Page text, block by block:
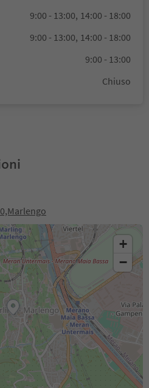
9:00 - 13:00, 14:00 - 18:00
9:00 - 13:00, 14:00 - 18:00
9:00 - 13:00
Chiuso
+
−